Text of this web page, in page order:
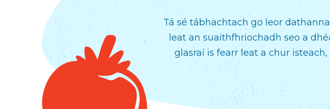
Tá sé tábhachtach go leor
leat an suaithfhriochadh seo a
glasraí is fearr leat a chur